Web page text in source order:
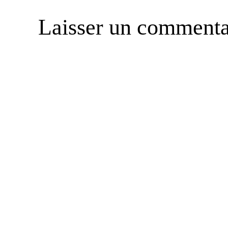
Laisser un